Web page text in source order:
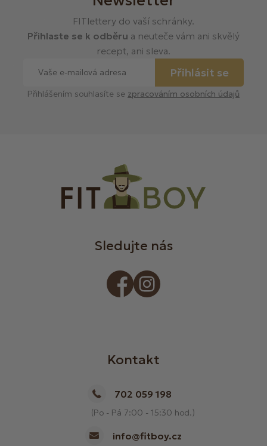
FITlettery do vaší schránky.
Přihlaste se k odběru a neuteče vám ani skvělý
recept, ani sleva.
Přihlásit se
Přihlášením souhlasíte se zpracováním osobních údajů
Sledujte nás
Kontakt
702 059 198
(Po - Pá 7:00 - 15:30 hod.)
info@fitboy.cz